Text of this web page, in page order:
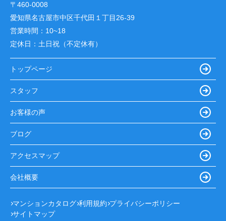
〒460-0008
愛知県名古屋市中区千代田１丁目26-39
営業時間： 10~18
定休日： 土日祝（不定休有）
トップページ
スタッフ
お客様の声
ブログ
アクセスマップ
会社概要
マンションカタログ 利用規約 プライバシーポリシー
サイトマップ